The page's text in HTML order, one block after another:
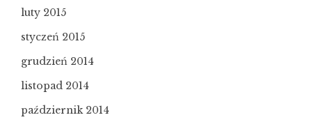
luty 2015
styczeń 2015
grudzień 2014
listopad 2014
październik 2014